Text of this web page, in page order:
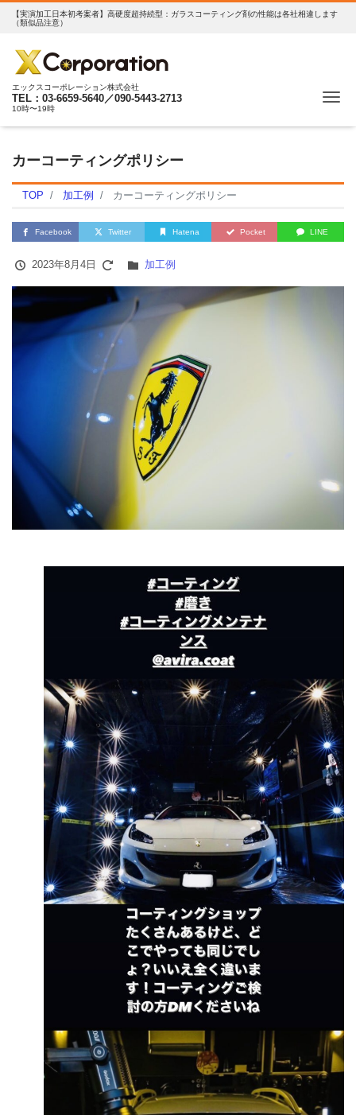
【実演加工日本初考案者】高硬度超持続型：ガラスコーティング剤の性能は各社相違します
（類似品注意）
エックスコーポレーション株式会社
TEL：03-6659-5640／090-5443-2713
10時〜19時
カーコーティングポリシー
TOP 加工例 カーコーティングポリシー
Facebook Twitter Hatena Pocket LINE
2023年8月4日 加工例